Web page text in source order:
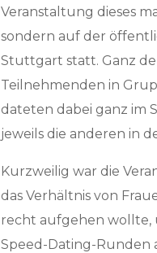
Veranstaltung dieses
sondern auf der
Stuttgart statt. Ganz
Teilnehmenden in
dateten dabei ganz im
jeweils die anderen in
Kurzweilig war die
das Verhältnis von
recht aufgehen wollte,
Speed-Dating-Runden